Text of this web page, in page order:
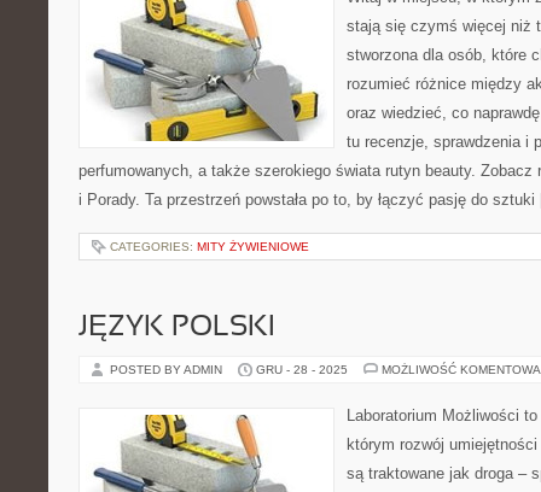
stają się czymś więcej niż
stworzona dla osób, które
rozumieć różnice między
oraz wiedzieć, co
tu recenzje, sprawdzenia i
perfumowanych, a także szerokiego świata rutyn beauty. Zobacz
i Porady. Ta przestrzeń powstała po to, by łączyć pasję do
CATEGORIES: MITY ŻYWIENIOWE
JĘZYK POLSKI
POSTED BY ADMIN GRU - 28 - 2025 MOŻLIWOŚĆ
Laboratorium Możliwości
którym rozwój
są traktowane jak droga –